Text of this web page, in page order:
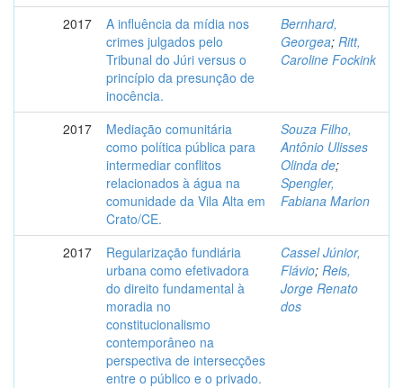
2017
A influência da mídia nos
crimes julgados pelo
Tribunal do Júri versus o
princípio da presunção de
inocência.
Bernhard,
Georgea; Ritt,
Caroline Fockink
2017
Mediação comunitária
como política pública para
intermediar conflitos
relacionados à água na
comunidade da Vila Alta em
Crato/CE.
Souza Filho,
Antônio Ulisses
Olinda de;
Spengler,
Fabiana Marion
2017
Regularização fundiária
urbana como efetivadora
do direito fundamental à
moradia no
constitucionalismo
contemporâneo na
perspectiva de intersecções
entre o público e o privado.
Cassel Júnior,
Flávio; Reis,
Jorge Renato
dos